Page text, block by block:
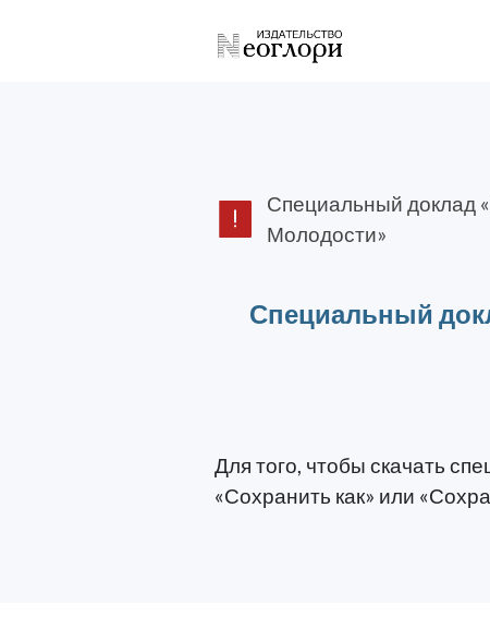
Специальный доклад
Молодости»
Специальный
Для того, чтобы скачать
«Сохранить как» или